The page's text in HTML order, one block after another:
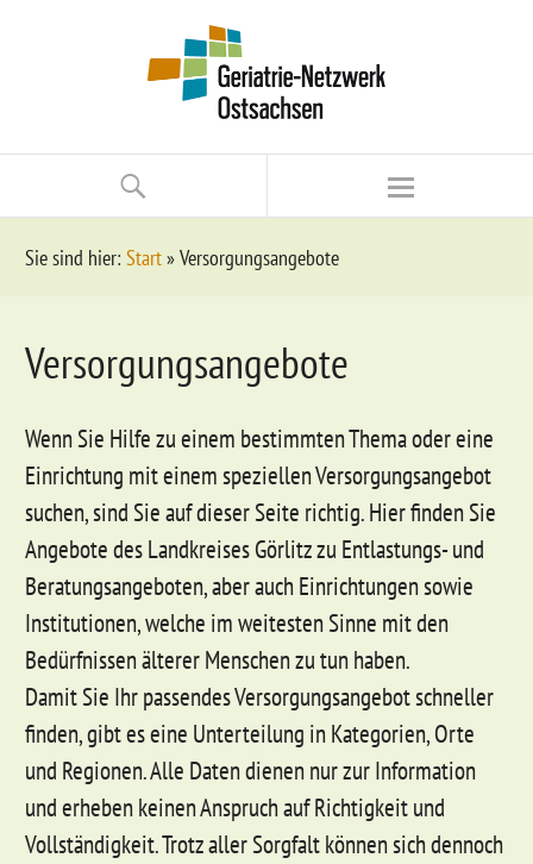
Sie sind hier: Start»Versorgungsangebote
Versorgungsangebote
Wenn Sie Hilfe zu einem bestimmten Thema oder eine
Einrichtung mit einem speziellen Versorgungsangebot
suchen, sind Sie auf dieser Seite richtig. Hier finden Sie
Angebote des Landkreises Görlitz zu Entlastungs- und
Beratungsangeboten, aber auch Einrichtungen sowie
Institutionen, welche im weitesten Sinne mit den
Bedürfnissen älterer Menschen zu tun haben.
Damit Sie Ihr passendes Versorgungsangebot schneller
finden, gibt es eine Unterteilung in Kategorien, Orte
und Regionen. Alle Daten dienen nur zur Information
und erheben keinen Anspruch auf Richtigkeit und
Vollständigkeit. Trotz aller Sorgfalt können sich dennoch